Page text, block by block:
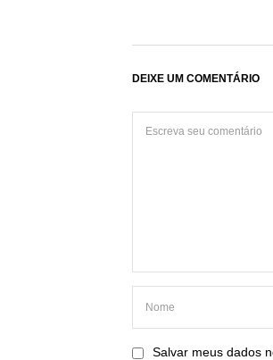
DEIXE UM COMENTÁRIO
Salvar meus dados